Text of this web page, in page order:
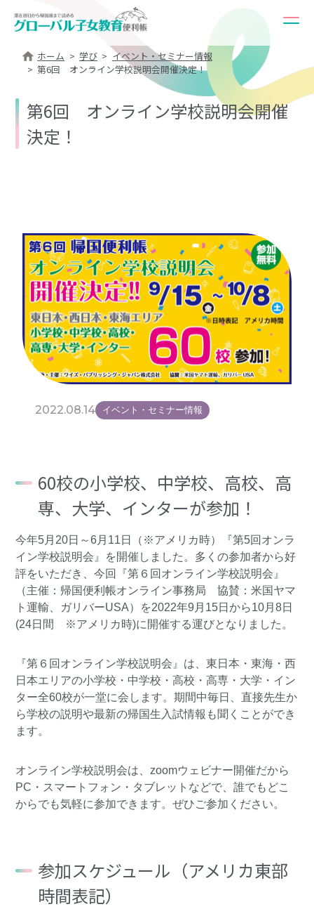
ホーム 学び
イベント・セミナー情報
第6回 オンライン学校説明会開催決定！
第6回 オンライン学校説明会開催
決定！
2022.08.14 イベント・セミナー情報
60校の小学校、中学校、高校、高
専、大学、インターが参加！
今年5月20日～6月11日（※アメリカ時）『第5回オンラ
イン学校説明会』を開催しました。多くの参加者から好
評をいただき、今回『第６回オンライン学校説明会』
（主催：帰国便利帳オンライン事務局 協賛：米国ヤマ
ト運輸、ガリバーUSA）を2022年9月15日から10月8日
(24日間 ※アメリカ時)に開催する運びとなりました。
『第６回オンライン学校説明会』は、東日本・東海・西
日本エリアの小学校・中学校・高校・高専・大学・イン
ター全60校が一堂に会します。期間中毎日、直接先生か
ら学校の説明や最新の帰国生入試情報も聞くことができ
ます。
オンライン学校説明会は、zoomウェビナー開催だから
PC・スマートフォン・タブレットなどで、誰でもどこ
からでも気軽に参加できます。ぜひご参加ください。
参加スケジュール（アメリカ東部
時間表記）